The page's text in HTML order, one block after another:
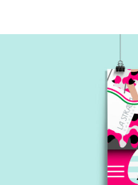
La Strada